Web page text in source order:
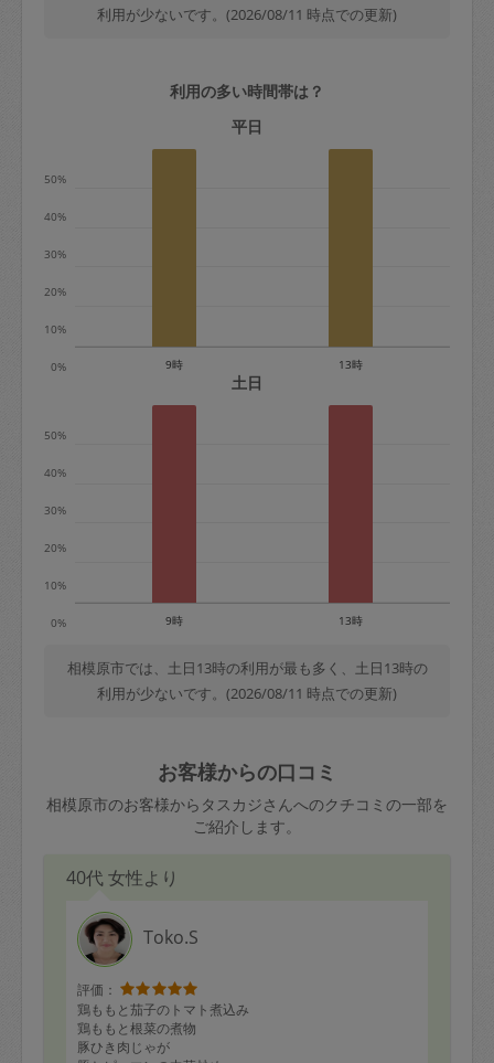
定期契約をキャンセルする場合、毎週定
期は月2回まで隔週定期は月1回までキャ
ンセル料は発生しません。それ以上はキ
※キャンセル料金の設定について：
定期依頼1回（3時間）の金額とスポット
利用が少ないです。(2026/08/11 時点での更新)
利用の多い時間帯は？
平日
0%
10%
20%
30%
40%
50%
9時 13時
土日
0%
10%
20%
30%
40%
50%
9時 13時
相模原市では、土日13時の利用が最も多く、土日13時の
利用が少ないです。(2026/08/11 時点での更新)
お客様からの口コミ
相模原市のお客様からタスカジさんへのクチコミの一部を
ご紹介します。
40代 女性より
Toko.S
評価：
鶏ももと茄子のトマト煮込み
鶏ももと根菜の煮物
豚ひき肉じゃが